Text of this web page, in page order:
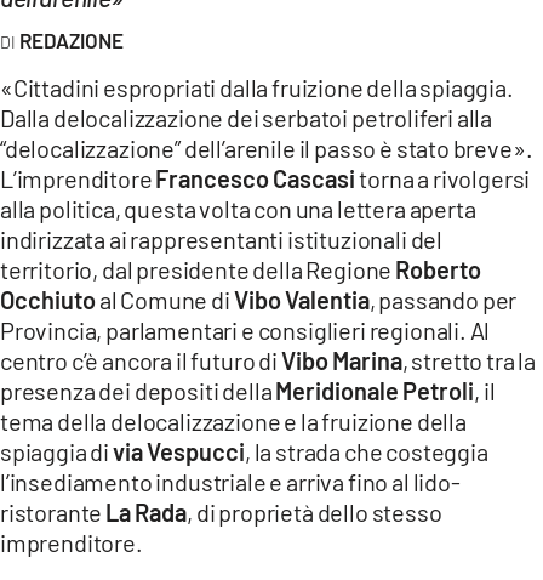
LACONAIR.IT
LACITYMAG.IT
ILREGGINO.IT
COSENZACHANNEL.IT
ILVIBONESE.IT
CATANZAROCHANNEL.IT
LACAPITALENEWS.IT
App
ANDROID
APPLE
REDAZIONE
«Cittadini espropriati dalla fruizione della spiaggia.
Dalla delocalizzazione dei serbatoi petroliferi alla
“delocalizzazione” dell’arenile il passo è stato breve».
L’imprenditoreFrancesco Cascasitorna a rivolgersi
alla politica, questa volta con una lettera aperta
indirizzata ai rappresentanti istituzionali del
territorio, dal presidente della Regione Roberto
Occhiutoal Comune diVibo Valentia, passando per
Provincia, parlamentari e consiglieri regionali. Al
centro c’è ancora il futuro diVibo Marina, stretto tra la
presenza dei depositi dellaMeridionale Petroli, il
tema della delocalizzazione e la fruizione della
spiaggia divia Vespucci, la strada che costeggia
l’insediamento industriale e arriva fino al lido-
ristorante La Rada, di proprietà dello stesso
imprenditore.